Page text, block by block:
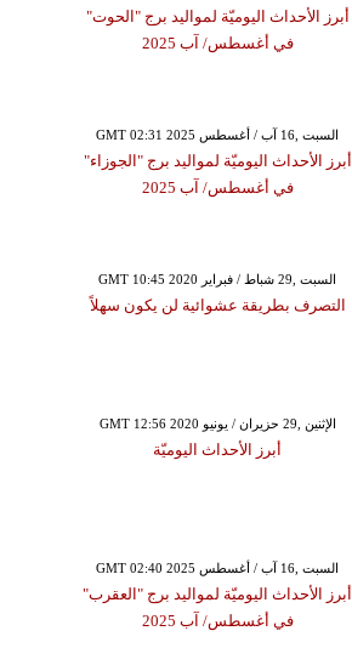
أبرز الأحداث اليوميّة لمواليد برج "الحوت"
في أغسطس/ آب 2025
GMT 02:31 2025 السبت ,16 آب / أغسطس
أبرز الأحداث اليوميّة لمواليد برج "الجوزاء"
في أغسطس/ آب 2025
GMT 10:45 2020 السبت ,29 شباط / فبراير
التصرف بطريقة عشوائية لن يكون سهلاً
GMT 12:56 2020 الإثنين ,29 حزيران / يونيو
أبرز الأحداث اليوميّة
GMT 02:40 2025 السبت ,16 آب / أغسطس
أبرز الأحداث اليوميّة لمواليد برج "العقرب"
في أغسطس/ آب 2025